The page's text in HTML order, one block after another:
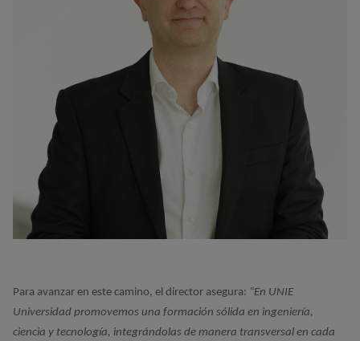
Para avanzar en este camino, el director asegura: “En UNIE
Universidad promovemos una formación sólida en ingeniería,
ciencia y tecnología, integrándolas de manera transversal en cada